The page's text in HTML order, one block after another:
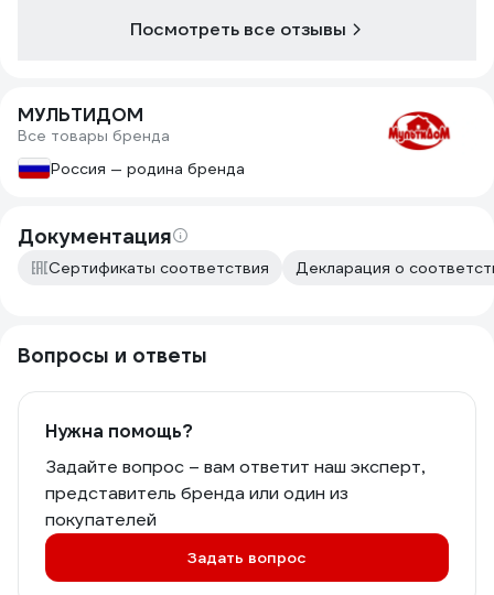
Посмотреть все отзывы
МУЛЬТИДОМ
Все товары бренда
Россия — родина бренда
Документация
Сертификаты соответствия Декларация о
Вопросы и ответы
Нужна помощь?
Задайте вопрос – вам ответит наш эксперт,
представитель бренда или один из
покупателей
Задать вопрос